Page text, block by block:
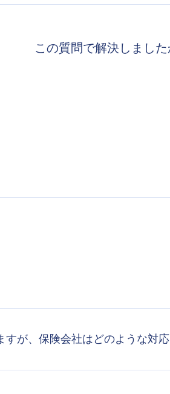
この質問で解決しました
すが、保険会社はどのような対